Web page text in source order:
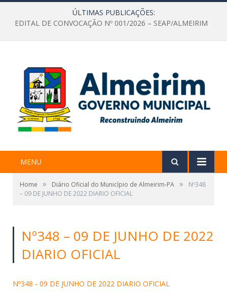
ÚLTIMAS PUBLICAÇÕES:
EDITAL DE CONVOCAÇÃO Nº 001/2026 – SEAP/ALMEIRIM
MENU
Home » Diário Oficial do Município de Almeirim-PA »
Nº348
– 09 DE JUNHO DE 2022 DIARIO OFICIAL
Nº348 – 09 DE JUNHO DE 2022
DIARIO OFICIAL
Nº348 - 09 DE JUNHO DE 2022 DIARIO OFICIAL